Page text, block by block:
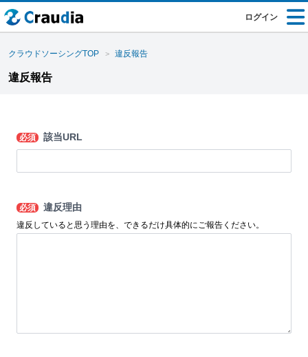
ログイン
クラウドソーシングTOP 違反報告
違反報告
必須 該当URL
必須 違反理由
違反していると思う理由を、できるだけ具体的にご報告ください。